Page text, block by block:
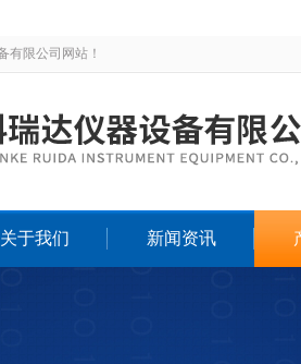
有限公司网站！
关于我们 新闻资讯